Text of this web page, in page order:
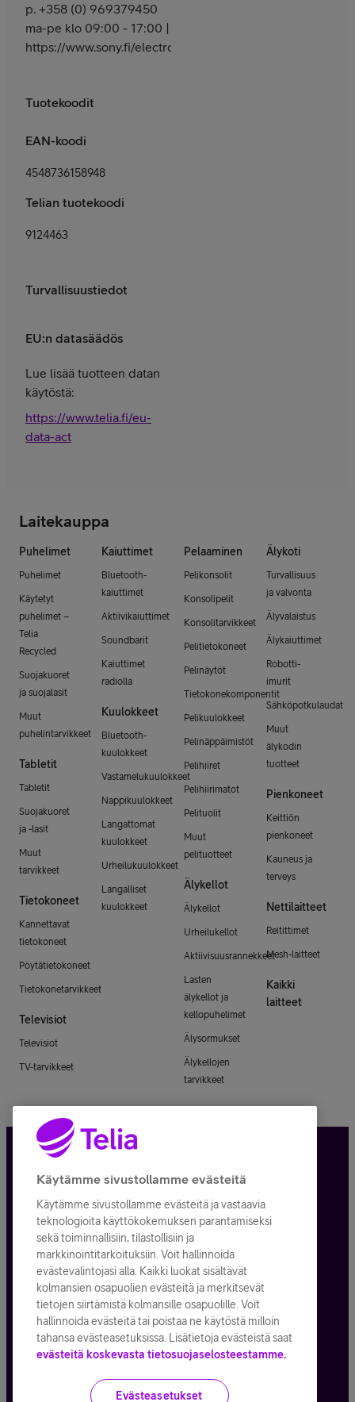
p. +358 (0) 969379450
ma-pe klo 09:00 - 17:00 |
https://www.sony.fi/electronics/support
Tuotekoodit
EAN-koodi
4548736158948
Telian tuotekoodi
9124463
Turvallisuustiedot
EU:n datasäädös
Lue lisää tuotteen datan
käytöstä:
https://www.telia.fi/eu-
data-act
Laitekauppa
Puhelimet
Puhelimet
Käytetyt
puhelimet –
Telia
Recycled
Suojakuoret
ja suojalasit
Muut
puhelintarvikkeet
Tabletit
Tabletit
Suojakuoret
ja -lasit
Muut
tarvikkeet
Tietokoneet
Kannettavat
tietokoneet
Pöytätietokoneet
Tietokonetarvikkeet
Televisiot
Televisiot
TV-tarvikkeet
Kaiuttimet
Bluetooth-
kaiuttimet
Aktiivikaiuttimet
Soundbarit
Kaiuttimet
radiolla
Kuulokkeet
Bluetooth-
kuulokkeet
Vastamelukuulokkeet
Nappikuulokkeet
Langattomat
kuulokkeet
Urheilukuulokkeet
Langalliset
kuulokkeet
Pelaaminen
Pelikonsolit
Konsolipelit
Konsolitarvikkeet
Pelitietokoneet
Pelinäytöt
Tietokonekomponentit
Pelikuulokkeet
Pelinäppäimistöt
Pelihiiret
Pelihiirimatot
Pelituolit
Muut
pelituotteet
Älykellot
Älykellot
Urheilukellot
Aktiivisuusrannekkeet
Lasten
älykellot ja
kellopuhelimet
Älysormukset
Älykellojen
tarvikkeet
Älykoti
Turvallisuus
ja valvonta
Älyvalaistus
Älykaiuttimet
Robotti-
imurit
Sähköpotkulaudat
Muut
älykodin
tuotteet
Pienkoneet
Keittiön
pienkoneet
Kauneus ja
terveys
Nettilaitteet
Reitittimet
Mesh-laitteet
Kaikki
laitteet
Tietosuoja ja -turva
Tilauksen peruuttaminen
Käyttöehdot
Evästeiden käyttö
Toimitusehdot ja palvelukuvaukset
Kaikki hinnat ALV25,5%
Käytämme sivustollamme evästeitä
Käytämme sivustollamme evästeitä ja vastaavia
teknologioita käyttökokemuksen parantamiseksi
sekä toiminnallisiin, tilastollisiin ja
markkinointitarkoituksiin. Voit hallinnoida
evästevalintojasi alla. Kaikki luokat sisältävät
kolmansien osapuolien evästeitä ja merkitsevät
tietojen siirtämistä kolmansille osapuolille. Voit
hallinnoida evästeitä tai poistaa ne käytöstä milloin
tahansa evästeasetuksissa. Lisätietoja evästeistä saat
evästeitä koskevasta tietosuojaselosteestamme.
Evästeasetukset